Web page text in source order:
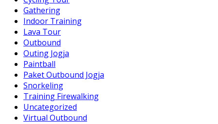
Gathering
Indoor Training
Lava Tour
Outbound
Outing Jogja
Paintball
Paket Outbound Jogja
Snorkeling
Training Firewalking
Uncategorized
Virtual Outbound